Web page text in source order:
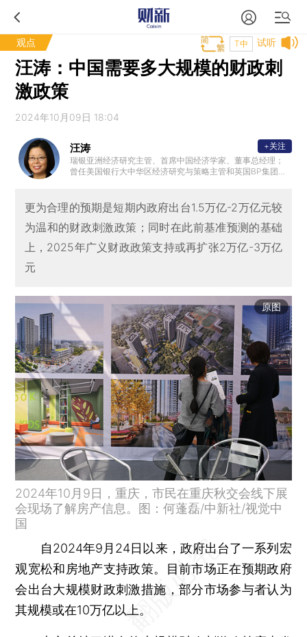
观点 试听
T中
汪涛：中国需要多大规模的财政刺
激政策
2024年10月09日 18:04
汪涛
瑞银亚洲经济研究主管、首席中国经济学家、董事总经理；
曾任美国银行大中华区经济研究与策略主管和英国BP集团首
位。
+关注
更为合理的预期是短期内政府出台1.5万亿-2万亿元较
为温和的财政刺激政策；同时在此前基准预测的基础
上，2025年广义财政政策支持或再扩张2万亿-3万亿
元
原图
2024年10月9日，重庆，市民在重庆秋交会线下展
会现场了解房产信息。图：何蓬磊/中新社/视觉中
国
自2024年9月24日以来，政府出台了一系列宏
观宽松和房地产支持政策。目前市场正在预期政府
会出台大规模财政刺激措施，部分市场参与者认为
其规模或在10万亿以上。